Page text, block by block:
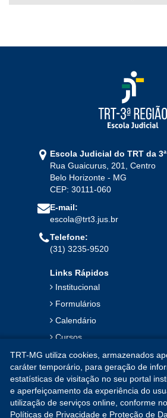
2024
Mar Abr Mai
Nov Dez
2023
Fev Mar
Ago
Set
Fev Mar
Jan Fev Mar Abr Mai
Ago
Set Out Nov Dez
Escola Judicial do TRT da
Rua Guaicurus, 201, Centro
Belo Horizonte - MG
CEP: 30111-060
E-mail:
escola@trt3.jus.br
Telefone:
(31) 3235-9520
Links Rápidos
Institucional
Formulários
Calendário
Cursos
Publicações
Notícias
Contato
Mapa do Site
TRT-MG utiliza cookies, armazenados
caráter temporário, para geração de
estatísticas de visitação no seu portal
e aperfeiçoamento da experiência do
utilização de serviços online, conforme
Políticas de Privacidade e Proteção de